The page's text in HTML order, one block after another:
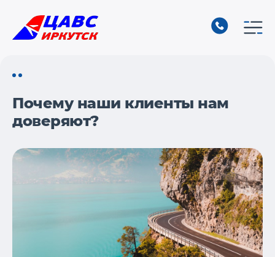
Почему наши клиенты нам
доверяют?